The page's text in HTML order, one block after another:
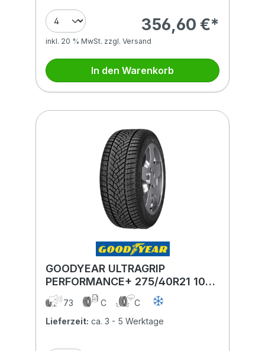
356,60 €*
inkl. 20 % MwSt. zzgl. Versand
In den Warenkorb
GOODYEAR ULTRAGRIP
PERFORMANCE+ 275/40R21 107V
XL MFS
73 C
C
Lieferzeit: ca. 3 - 5 Werktage